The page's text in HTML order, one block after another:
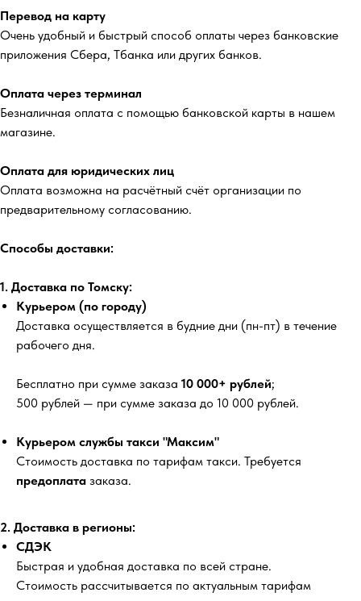
Перевод на карту
Очень удобный и быстрый способ оплаты через банковские
приложения Сбера, Тбанка или других банков.
Оплата через терминал
Безналичная оплата с помощью банковской карты в нашем
магазине.
Оплата для юридических лиц
Оплата возможна на расчётный счёт организации по
предварительному согласованию.
Способы доставки:
1. Доставка по Томску:
Курьером (по городу)
Доставка осуществляется в будние дни (пн-пт) в течение
рабочего дня.
Бесплатно при сумме заказа 10 000+ рублей;
500 рублей — при сумме заказа до 10 000 рублей.
Курьером службы такси "Максим"
Стоимость доставка по тарифам такси. Требуется
предоплата заказа.
2. Доставка в регионы:
СДЭК
Быстрая и удобная доставка по всей стране.
Стоимость рассчитывается по актуальным тарифам